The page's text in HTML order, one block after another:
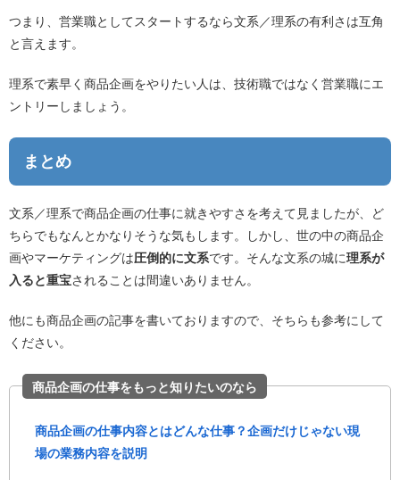
つまり、営業職としてスタートするなら文系／理系の有利さは互角
と言えます。
理系で素早く商品企画をやりたい人は、技術職ではなく営業職にエ
ントリーしましょう。
まとめ
文系／理系で商品企画の仕事に就きやすさを考えて見ましたが、ど
ちらでもなんとかなりそうな気もします。しかし、世の中の商品企
画やマーケティングは圧倒的に文系です。そんな文系の城に理系が
入ると重宝されることは間違いありません。
他にも商品企画の記事を書いておりますので、そちらも参考にして
ください。
商品企画の仕事をもっと知りたいのなら
商品企画の仕事内容とはどんな仕事？企画だけじゃない現
場の業務内容を説明